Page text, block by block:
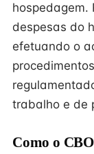
hospedagem.
despesas do
efetuando o
trabalho e de
Como o